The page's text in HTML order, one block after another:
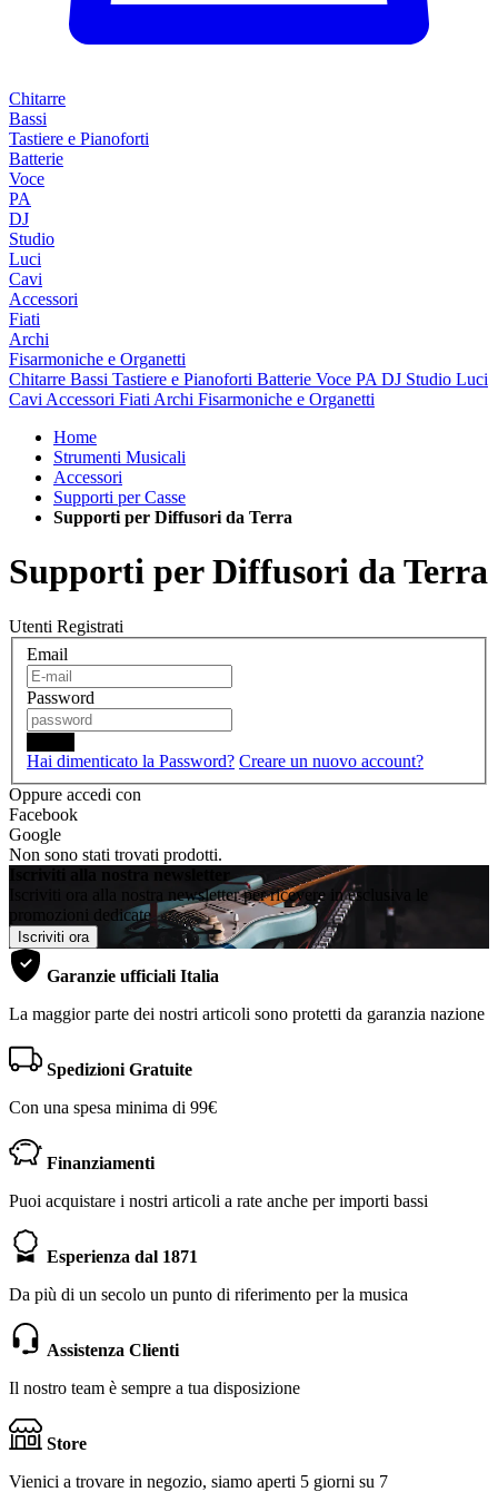
Chitarre
Bassi
Tastiere e Pianoforti
Batterie
Voce
PA
DJ
Studio
Luci
Cavi
Accessori
Fiati
Archi
Fisarmoniche e Organetti
Chitarre Bassi Tastiere e Pianoforti Batterie Voce PA DJ Studio Luci
Cavi Accessori Fiati Archi Fisarmoniche e Organetti
Home
Strumenti Musicali
Accessori
Supporti per Casse
Supporti per Diffusori da Terra
Supporti per Diffusori da Terra
Utenti Registrati
Email
Password
Hai dimenticato la Password? Creare un nuovo account?
Oppure accedi con
Facebook
Google
Non sono stati trovati prodotti.
Iscriviti alla nostra newsletter
Iscriviti ora alla nostra newsletter per ricevere in esclusiva le
promozioni dedicate
Iscriviti ora
Garanzie ufficiali Italia
La maggior parte dei nostri articoli sono protetti da garanzia nazione
Spedizioni Gratuite
Con una spesa minima di 99€
Finanziamenti
Puoi acquistare i nostri articoli a rate anche per importi bassi
Esperienza dal 1871
Da più di un secolo un punto di riferimento per la musica
Assistenza Clienti
Il nostro team è sempre a tua disposizione
Store
Vienici a trovare in negozio, siamo aperti 5 giorni su 7